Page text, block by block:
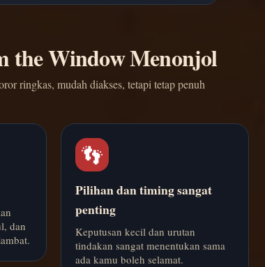
the Window Menonjol
ringkas, mudah diakses, tetapi tetap penuh
dan
👣
Pilihan dan timing sangat
penting
Keputusan kecil dan urutan
tindakan sangat menentukan sama
ada kamu boleh selamat.